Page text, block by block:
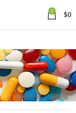
0 $0
顯示所有 2 筆結果依